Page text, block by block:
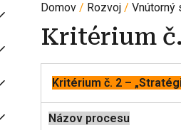
Domov Rozvoj Vnútorný
Kritérium
Kritérium č. 2 –
Názov procesu